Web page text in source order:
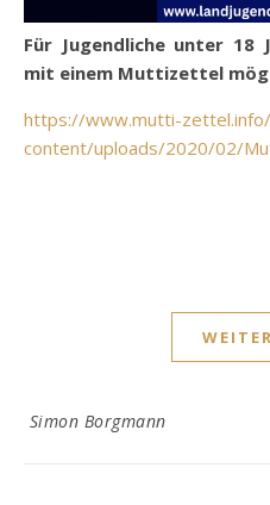
Für Jugendliche unter
mit einem Muttizettel
https://www.mutti-
content/uploads/2020/02/
Simon Borgmann